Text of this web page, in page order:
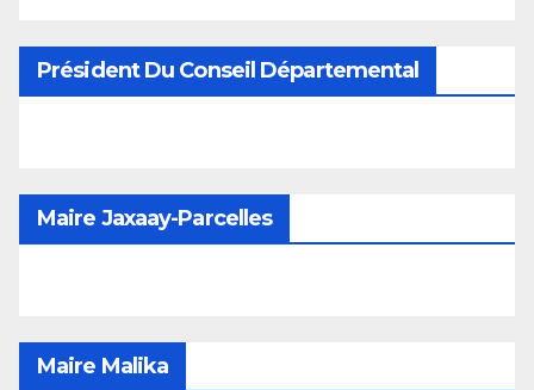
Président Du Conseil Départemental
Maire Jaxaay-Parcelles
Maire Malika